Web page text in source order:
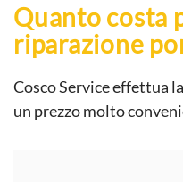
Quanto costa
riparazione
Cosco Service effettua
un prezzo molto